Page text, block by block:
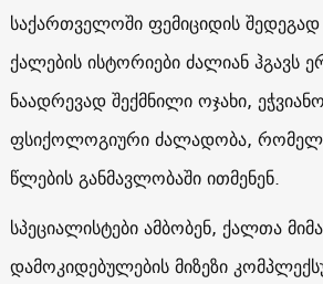
საქართველოში ფემიციდის
ქალების ისტორიები ძალიან ჰგავს
ნაადრევად შექმნილი ოჯახი,
ფსიქოლოგიური ძალადობა,
წლების განმავლობაში ითმენენ.
სპეციალისტები ამბობენ, ქალთა
დამოკიდებულების მიზეზი